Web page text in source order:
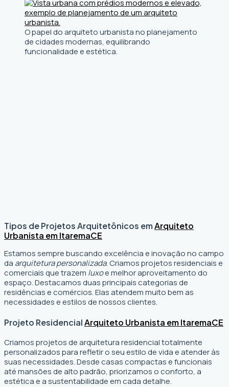
O papel do arquiteto urbanista no planejamento
de cidades modernas, equilibrando
funcionalidade e estética.
Tipos de Projetos Arquitetônicos emArquiteto
Urbanista em ItaremaCE
Estamos sempre buscando excelência e inovação no campo
da arquitetura personalizada. Criamos projetos residenciais e
comerciais que trazem luxoe melhor aproveitamento do
espaço. Destacamos duas principais categorias de
residências e comércios. Elas atendem muito bem as
necessidades e estilos de nossos clientes.
Projeto ResidencialArquiteto Urbanista em ItaremaCE
Criamos projetos de arquitetura residencial totalmente
personalizados para refletir o seu estilo de vida e atender às
suas necessidades. Desde casas compactas e funcionais
até mansões de alto padrão, priorizamos o conforto, a
estética e a sustentabilidade em cada detalhe.